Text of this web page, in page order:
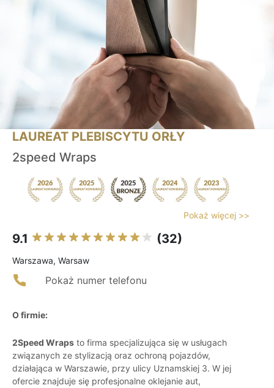
LAUREAT PLEBISCYTU ORŁY
2speed Wraps
Pokaż więcej >>
9.1 (32)
Warszawa, Warsaw
Pokaż numer telefonu
O firmie:
2Speed Wraps to firma specjalizująca się w usługach
związanych ze stylizacją oraz ochroną pojazdów,
działająca w Warszawie, przy ulicy Uznamskiej 3. W jej
ofercie znajduje się profesjonalne oklejanie aut,